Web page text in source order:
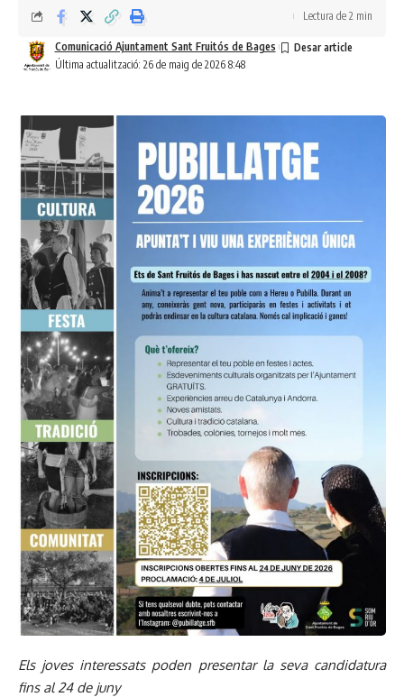
Última actualització: 26 de maig de 2026 8:48
Comunicació Ajuntament Sant Fruitós de Bages
Lectura de 2 min
Els joves interessats poden presentar la seva candidatura
fins al 24 de juny